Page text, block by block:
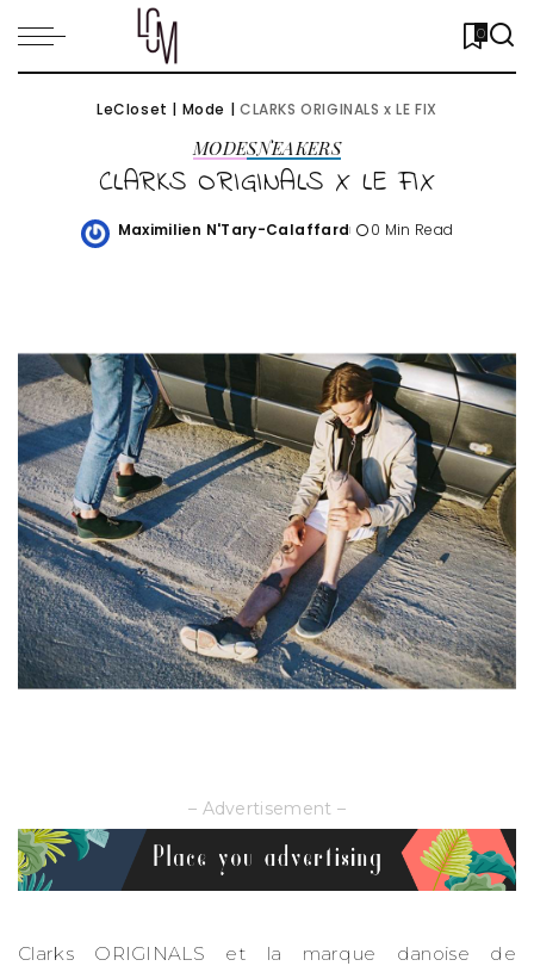
0
LeCloset | Mode | CLARKS ORIGINALS x LE FIX
MODESNEAKERS
CLARKS ORIGINALS X LE FIX
Posted
Maximilien N'Tary-Calaffard 0 Min Read
– Advertisement –
Clarks ORIGINALS et la marque danoise de